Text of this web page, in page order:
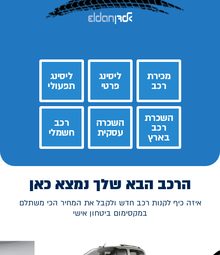
מכירת
רכב
ליסינג
פרטי
ליסינג
תפעולי
השכרת
רכב
בארץ
השכרה
עסקית
רכב
חשמלי
הרכב הבא שלך נמצא כאן
איזה כיף לקנות רכב חדש ולקבל את המחיר הכי משתלם
במקסימום ביטחון אישי